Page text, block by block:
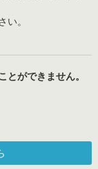
い。
とができません。